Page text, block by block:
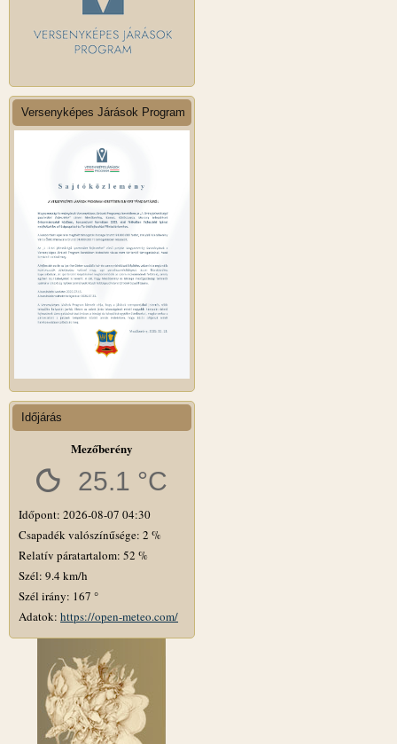
Versenyképes Járások Program
Időjárás
Mezőberény
25.1 °C
Időpont: 2026-08-07 04:30
Csapadék valószínűsége: 2 %
Relatív páratartalom: 52 %
Szél: 9.4 km/h
Szél irány: 167 °
Adatok: https://open-meteo.com/